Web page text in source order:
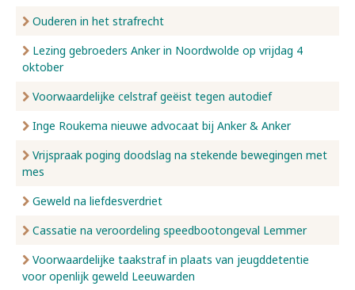
Ouderen in het strafrecht
Lezing gebroeders Anker in Noordwolde op vrijdag 4
oktober
Voorwaardelijke celstraf geëist tegen autodief
Inge Roukema nieuwe advocaat bij Anker & Anker
Vrijspraak poging doodslag na stekende bewegingen met
mes
Geweld na liefdesverdriet
Cassatie na veroordeling speedbootongeval Lemmer
Voorwaardelijke taakstraf in plaats van jeugddetentie
voor openlijk geweld Leeuwarden